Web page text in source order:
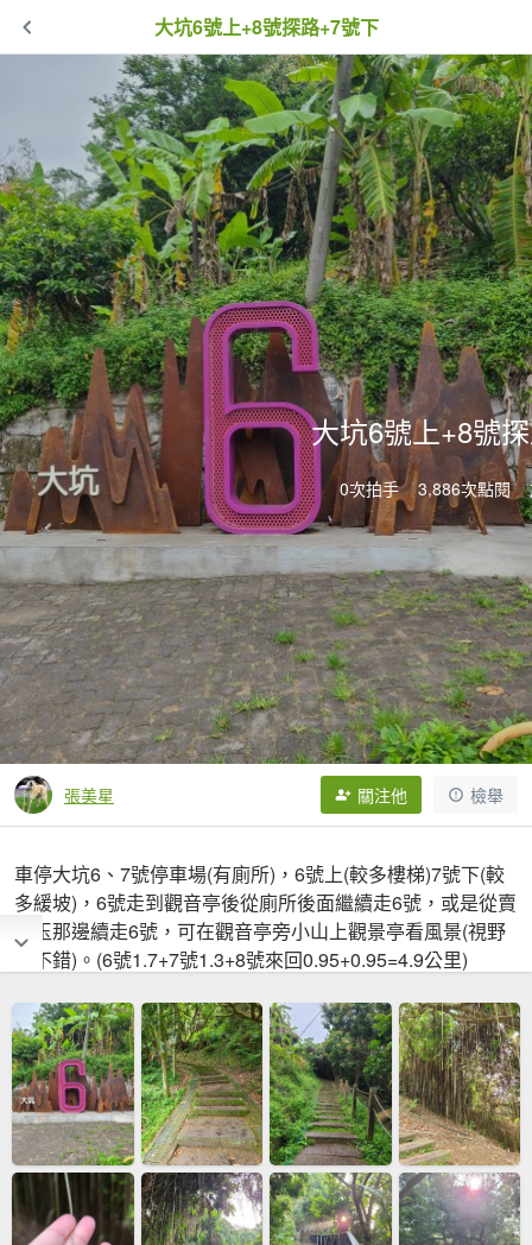
大坑6號上+8號探路+7號下
大坑6號上+8號
0次拍手 3,886次點閱
張美星 關注他 檢舉
車停大坑6、7號停車場(有廁所)，6號上(較多樓梯)7號下(較
多緩坡)，6號走到觀音亭後從廁所後面繼續走6號，或是從賣
愛玉那邊續走6號，可在觀音亭旁小山上觀景亭看風景(視野
很不錯)。(6號1.7+7號1.3+8號來回0.95+0.95=4.9公里)